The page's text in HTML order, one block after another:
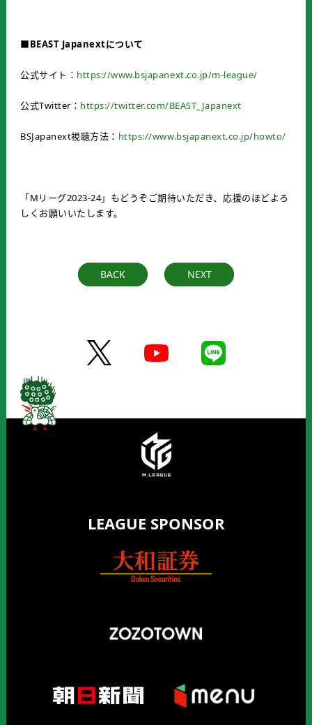
■BEAST Japanextについて
公式サイト： https://www.bsjapanext.co.jp/m-league/
公式Twitter： https://twitter.com/BEAST_Japanext
BSJapanext視聴方法： https://www.bsjapanext.co.jp/howto/
「Mリーグ2023-24」もどうぞご期待いただき、応援のほどよろ
しくお願いいたします。
BACK NEXT
LEAGUE SPONSOR